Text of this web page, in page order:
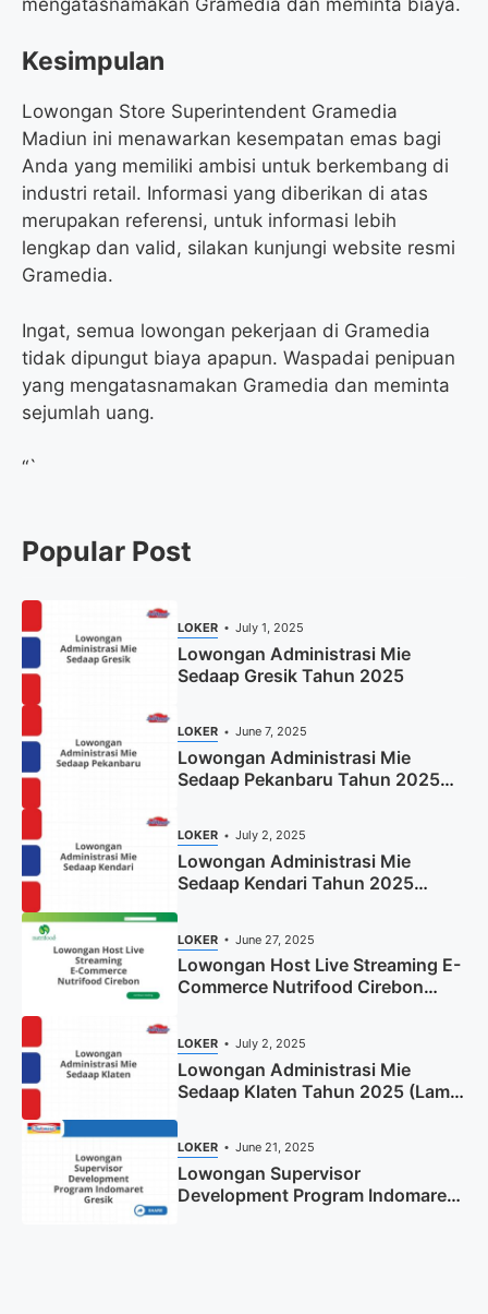
Kesimpulan
Lowongan Store Superintendent Gramedia
Madiun ini menawarkan kesempatan emas bagi
Anda yang memiliki ambisi untuk berkembang di
industri retail. Informasi yang diberikan di atas
merupakan referensi, untuk informasi lebih
lengkap dan valid, silakan kunjungi website resmi
Gramedia.
Ingat, semua lowongan pekerjaan di Gramedia
tidak dipungut biaya apapun. Waspadai penipuan
yang mengatasnamakan Gramedia dan meminta
sejumlah uang.
“`
Popular Post
LOKER July 1, 2025
Lowongan Administrasi Mie
Sedaap Gresik Tahun 2025
LOKER June 7, 2025
Lowongan Administrasi Mie
Sedaap Pekanbaru Tahun 2025
LOKER July 2, 2025
Lowongan Administrasi Mie
Sedaap Kendari Tahun 2025
LOKER June 27, 2025
Lowongan Host Live Streaming E-
Commerce Nutrifood Cirebon
LOKER July 2, 2025
Lowongan Administrasi Mie
Sedaap Klaten Tahun 2025 (Lamar
LOKER June 21, 2025
Lowongan Supervisor
Development Program Indomaret